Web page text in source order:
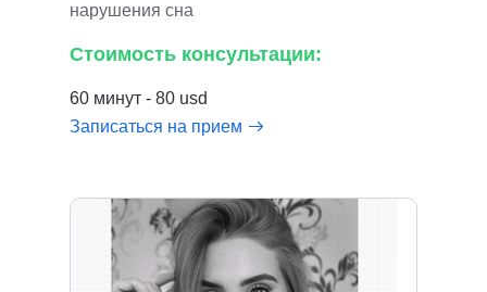
нарушения сна
Стоимость консультации:
60 минут - 80 usd
Записаться на прием